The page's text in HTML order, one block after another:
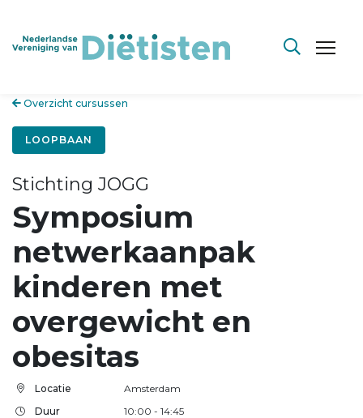
Overzicht cursussen
LOOPBAAN
Stichting JOGG
Symposium
netwerkaanpak
kinderen met
overgewicht en
obesitas
Locatie
Amsterdam
Duur
10:00 - 14:45